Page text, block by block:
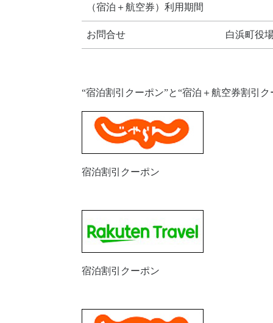
（宿泊＋航空券）利用期間
お問合せ 白浜町役
“宿泊割引クーポン”と“宿泊＋航空券割引
宿泊割引クーポン
宿泊割引クーポン